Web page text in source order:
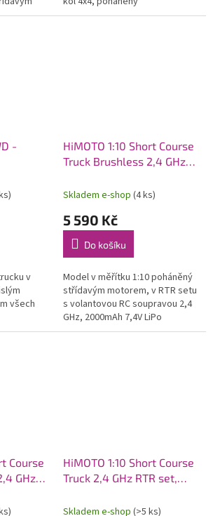
stejnosměrným motorem vč. RC
-
v
všech
vč. RC
HiMOTO 1:10 Short Course
Truck Brushless 2,4 GHz
Skladem e-shop (4 ks)
5 590 Kč
Do košíku
Model v měřítku 1:10 poháněný
střídavým motorem, v RTR setu
s volantovou RC soupravou 2,4
GHz, 2000mAh 7,4V LiPo
pohonným akumulátorem a
Course
GHz
HiMOTO 1:10 Short Course
Truck 2,4 GHz RTR set,
Skladem e-shop (>5 ks)